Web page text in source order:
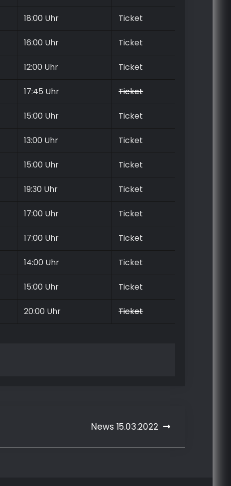
18:00 Uhr Ticket
16:00 Uhr Ticket
12:00 Uhr Ticket
17:45 Uhr Ticket
15:00 Uhr Ticket
13:00 Uhr Ticket
15:00 Uhr Ticket
19:30 Uhr Ticket
17:00 Uhr Ticket
17:00 Uhr Ticket
14:00 Uhr Ticket
15:00 Uhr Ticket
20:00 Uhr Ticket
News 15.03.2022